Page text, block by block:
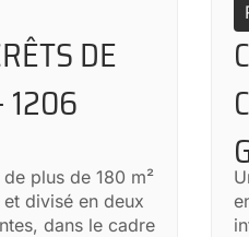
DE
1206
plus de 180 m²
divisé en deux
dans le cadre